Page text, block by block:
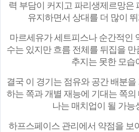
력 부담이 커지고 파리생제르망은
유지하면서 상대를 더 많이
마르세유가 세트피스나 순간적인
수는 있지만 흐름 전체를 뒤집을
추지는 못한 모습
결국 이 경기는 점유와 공간 배분을
하는 쪽과 개별 재능에 기대는 쪽의
나는 매치업이 될 가능
하프스페이스 관리에서 약점을 보